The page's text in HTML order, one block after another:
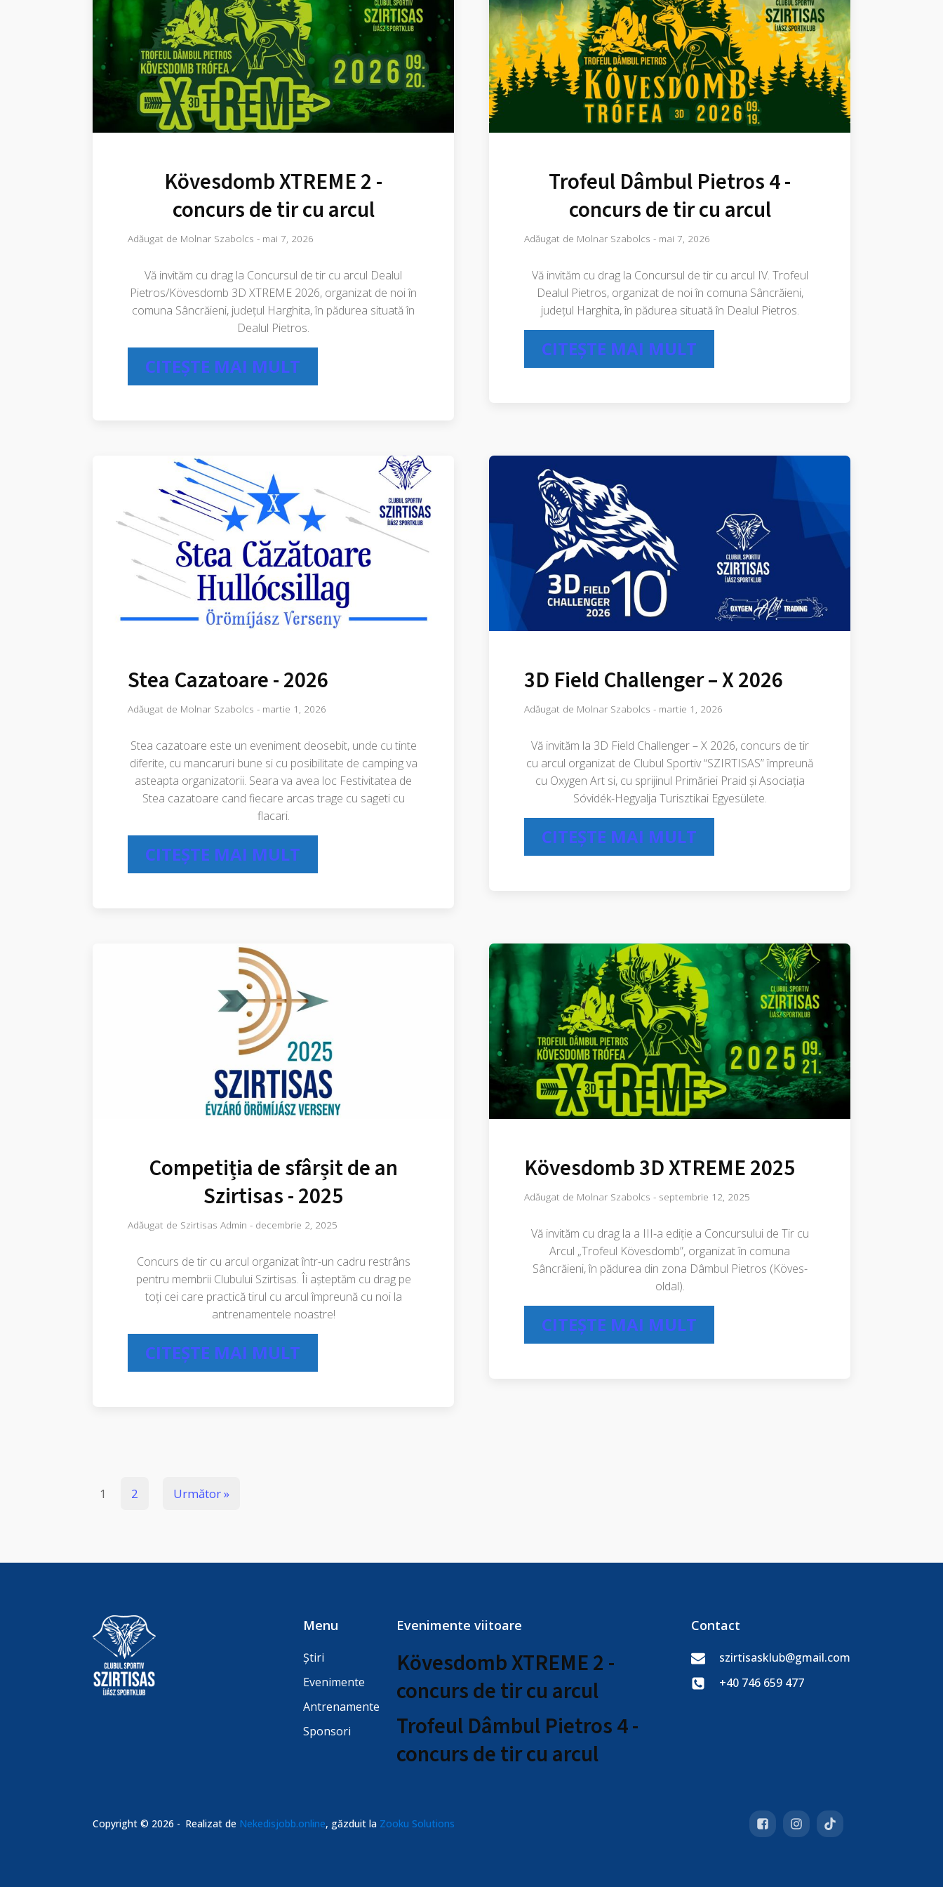
Kövesdomb XTREME 2 -
concurs de tir cu arcul
Adăugat de Molnar Szabolcs - mai 7, 2026
Vă invităm cu drag la Concursul de tir cu arcul Dealul
Pietros/Kövesdomb 3D XTREME 2026, organizat de noi în
comuna Sâncrăieni, județul Harghita, în pădurea situată în
Dealul Pietros.
CITEȘTE MAI MULT
Trofeul Dâmbul Pietros 4 -
concurs de tir cu arcul
Adăugat de Molnar Szabolcs - mai 7, 2026
Vă invităm cu drag la Concursul de tir cu arcul IV. Trofeul
Dealul Pietros, organizat de noi în comuna Sâncrăieni,
județul Harghita, în pădurea situată în Dealul Pietros.
CITEȘTE MAI MULT
Stea Cazatoare - 2026
Adăugat de Molnar Szabolcs - martie 1, 2026
Stea cazatoare este un eveniment deosebit, unde cu tinte
diferite, cu mancaruri bune si cu posibilitate de camping va
asteapta organizatorii. Seara va avea loc Festivitatea de
Stea cazatoare cand fiecare arcas trage cu sageti cu
flacari.
CITEȘTE MAI MULT
3D Field Challenger – X 2026
Adăugat de Molnar Szabolcs - martie 1, 2026
Vă invităm la 3D Field Challenger – X 2026, concurs de tir
cu arcul organizat de Clubul Sportiv “SZIRTISAS” împreună
cu Oxygen Art si, cu sprijinul Primăriei Praid și Asociația
Sóvidék-Hegyalja Turisztikai Egyesülete.
CITEȘTE MAI MULT
Competiția de sfârșit de an
Szirtisas - 2025
Adăugat de Szirtisas Admin - decembrie 2, 2025
Concurs de tir cu arcul organizat într-un cadru restrâns
pentru membrii Clubului Szirtisas. Îi așteptăm cu drag pe
toți cei care practică tirul cu arcul împreună cu noi la
antrenamentele noastre!
CITEȘTE MAI MULT
Kövesdomb 3D XTREME 2025
Adăugat de Molnar Szabolcs - septembrie 12, 2025
Vă invităm cu drag la a III-a ediție a Concursului de Tir cu
Arcul „Trofeul Kövesdomb”, organizat în comuna
Sâncrăieni, în pădurea din zona Dâmbul Pietros (Köves-
oldal).
CITEȘTE MAI MULT
1 2 Următor »
Menu
Știri
Evenimente
Antrenamente
Sponsori
Evenimente viitoare
Kövesdomb XTREME 2 -
concurs de tir cu arcul
Trofeul Dâmbul Pietros 4 -
concurs de tir cu arcul
Contact
szirtisasklub@gmail.com
+40 746 659 477
Copyright © 2026 - Realizat de Nekedisjobb.online, găzduit la Zooku Solutions